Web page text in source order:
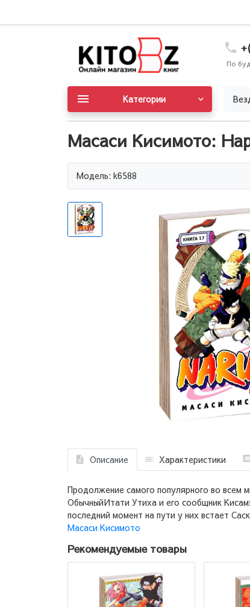
По
Категории
Масаси Кисимото:
Модель: k6588
Описание Характеристики
Продолжение самого популярного во всем
ОбычныйИтати Утиха и его сообщник
последний момент на пути у них встает
Масаси Кисимото
Рекомендуемые товары